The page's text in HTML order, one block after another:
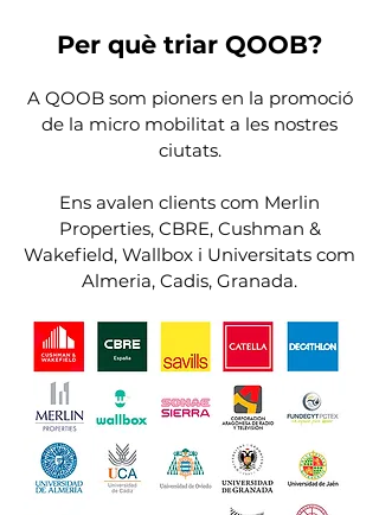
Per què triar QOOB?
A QOOB som pioners en la promoció
de la micro mobilitat a les nostres
ciutats.
Ens avalen clients com Merlin
Properties, CBRE, Cushman &
Wakefield, Wallbox i Universitats com
Almeria, Cadis, Granada.